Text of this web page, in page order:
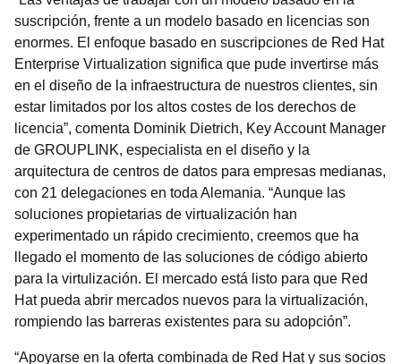
suscripción, frente a un modelo basado en licencias son
enormes. El enfoque basado en suscripciones de Red Hat
Enterprise Virtualization significa que pude invertirse más
en el diseño de la infraestructura de nuestros clientes, sin
estar limitados por los altos costes de los derechos de
licencia”, comenta Dominik Dietrich, Key Account Manager
de GROUPLINK, especialista en el diseño y la
arquitectura de centros de datos para empresas medianas,
con 21 delegaciones en toda Alemania. “Aunque las
soluciones propietarias de virtualización han
experimentado un rápido crecimiento, creemos que ha
llegado el momento de las soluciones de código abierto
para la virtulización. El mercado está listo para que Red
Hat pueda abrir mercados nuevos para la virtualización,
rompiendo las barreras existentes para su adopción”.
“Apoyarse en la oferta combinada de Red Hat y sus socios